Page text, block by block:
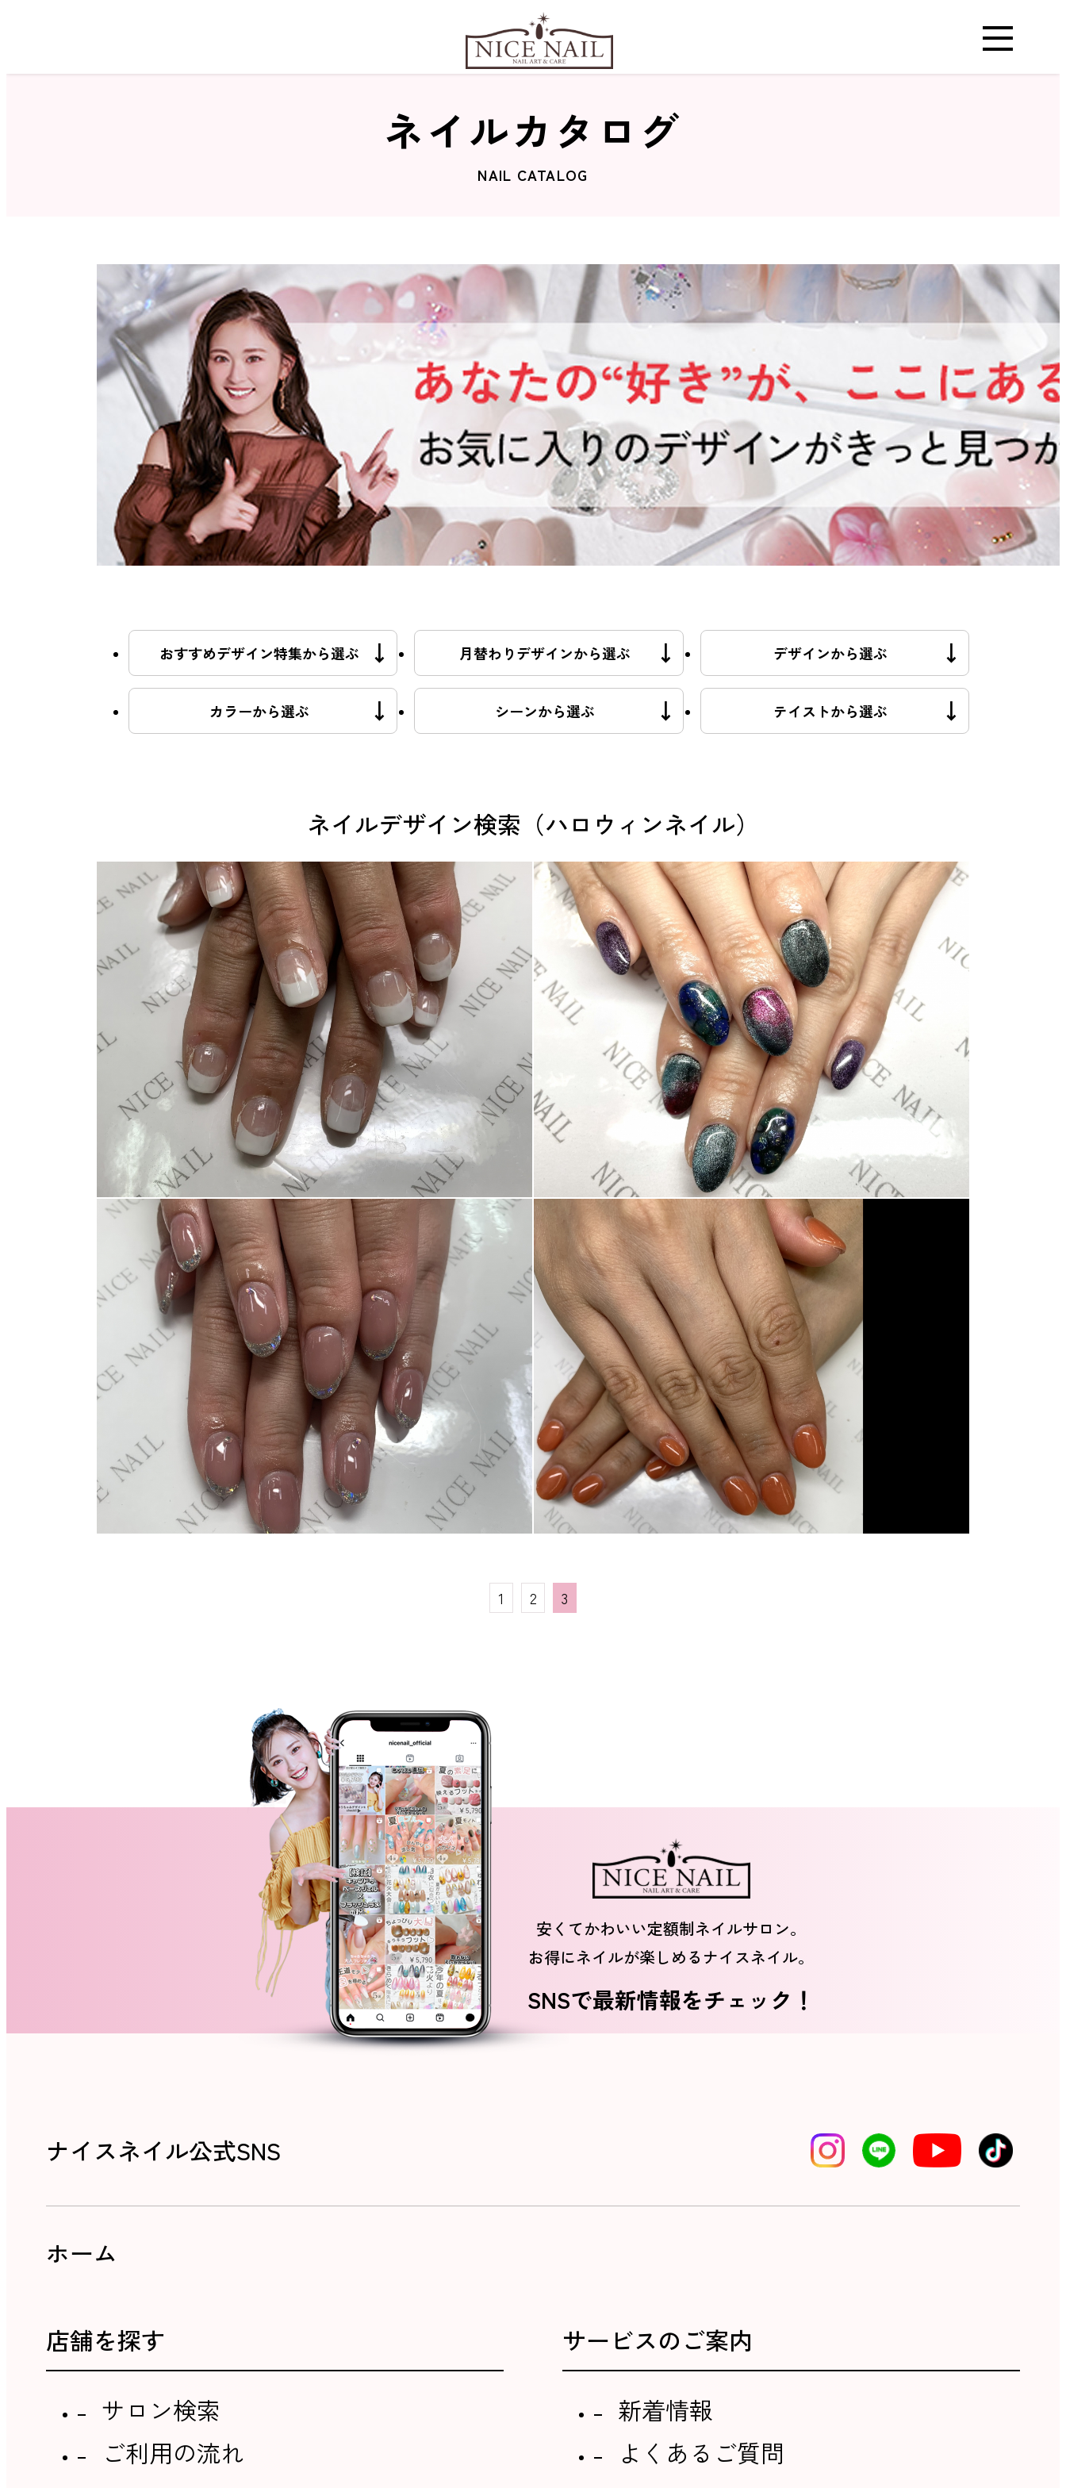
ネイルカタログ
おすすめクーポン
料金メニュー
コンセプト
よくあるご質問
取り扱いカラー
ネイル用語
消費者志向自主宣言
新着情報
採用情報
ネイルスクール
ネイルカタログ
NAIL CATALOG
おすすめデザイン特集から選ぶ 月替わりデザインから選ぶ デザインから選ぶ
カラーから選ぶ シーンから選ぶ テイストから選ぶ
ネイルデザイン検索（ハロウィンネイル）
1 2 3
安くてかわいい定額制ネイルサロン。
お得にネイルが楽しめるナイスネイル。
SNSで最新情報をチェック！
ナイスネイル公式SNS
ホーム
店舗を探す
サロン検索
ご利用の流れ
サービスのご案内
新着情報
よくあるご質問